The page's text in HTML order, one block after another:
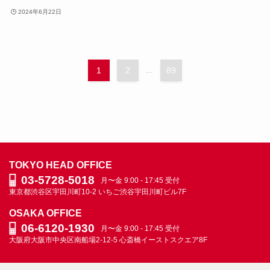
2024年6月22日
1 2 89
TOKYO HEAD OFFICE
03-5728-5018
月〜金 9:00 - 17:45 受付
東京都渋谷区宇田川町10-2 いちご渋谷宇田川町ビル7F
OSAKA OFFICE
06-6120-1930
月〜金 9:00 - 17:45 受付
大阪府大阪市中央区南船場2-12-5 心斎橋イーストスクエア8F